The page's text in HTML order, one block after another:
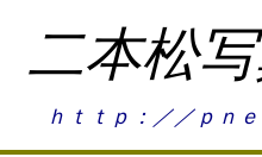
二本松
ｈｔｔｐ：／／ｐｎ